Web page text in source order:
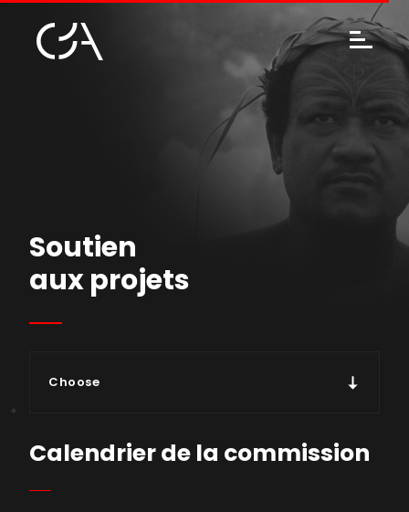
Soutien
aux projets
Choose
Types d’aides & modalités
Qui peut déposer un projet ?
Calendrier de la commission